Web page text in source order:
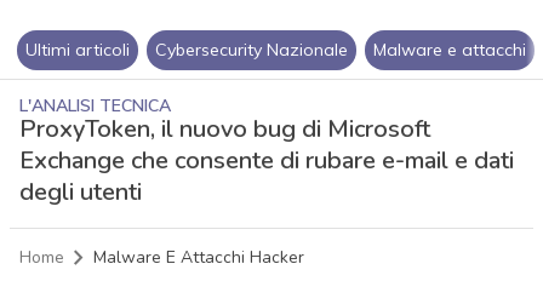
Ultimi articoli Cybersecurity Nazionale Malware e attacchi
L'ANALISI TECNICA
ProxyToken, il nuovo bug di Microsoft
Exchange che consente di rubare e-mail e dati
degli utenti
Home Malware E Attacchi Hacker